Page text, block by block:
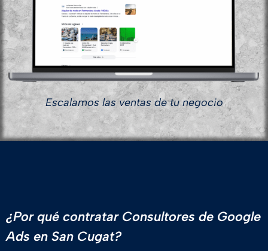
Escalamos las ventas de tu negocio
¿Por qué contratar Consultores de Google
Ads en San Cugat?